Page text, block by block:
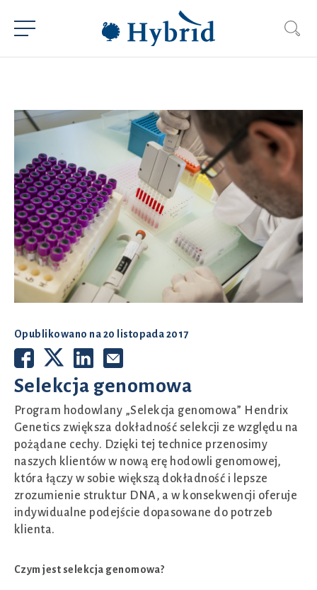
Opublikowano na20 listopada 2017
Selekcja genomowa
Program hodowlany „Selekcja genomowa” Hendrix
Genetics zwiększa dokładność selekcji ze względu na
pożądane cechy. Dzięki tej technice przenosimy
naszych klientów w nową erę hodowli genomowej,
która łączy w sobie większą dokładność i lepsze
zrozumienie struktur DNA, a w konsekwencji oferuje
indywidualne podejście dopasowane do potrzeb
klienta.
Czym jest selekcja genomowa?